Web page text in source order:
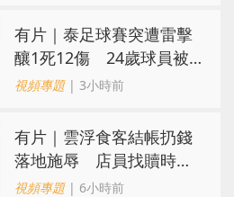
有片｜泰足球賽突遭雷擊
釀1死12傷 24歲球員被
閃電劈中亡
視頻專題| 3小時前
​有片｜雲浮食客結帳扔錢
落地施辱 店員找贖時還
施彼身獲老闆肯定
視頻專題| 6小時前